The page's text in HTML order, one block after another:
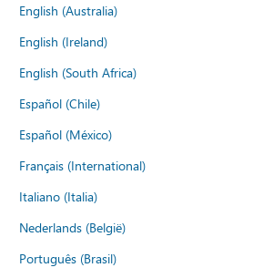
English (Australia)
English (Ireland)
English (South Africa)
Español (Chile)
Español (México)
Français (International)
Italiano (Italia)
Nederlands (België)
Português (Brasil)